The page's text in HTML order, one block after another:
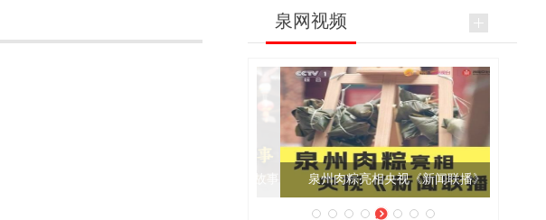
泉网视频
泉州肉粽亮相央视《新闻联播》